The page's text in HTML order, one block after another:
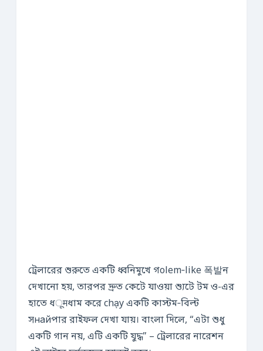
ট্রেলারের শুরুতে একটি ধ্বনিমুখে গolem‑like 폭발ন
দেখানো হয়, তারপর দ্রুত কেটে যাওয়া শ্যুটে টম ও-এর
হাতে ধूमধাম করে chạy একটি কাস্টম‑বিল্ট
সнайপার রাইফল দেখা যায়। বাংলা দিলে, “এটা শুধু
একটি গান নয়, এটি একটি যুদ্ধ” – ট্রেলারের নারেশন